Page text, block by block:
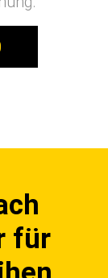
für